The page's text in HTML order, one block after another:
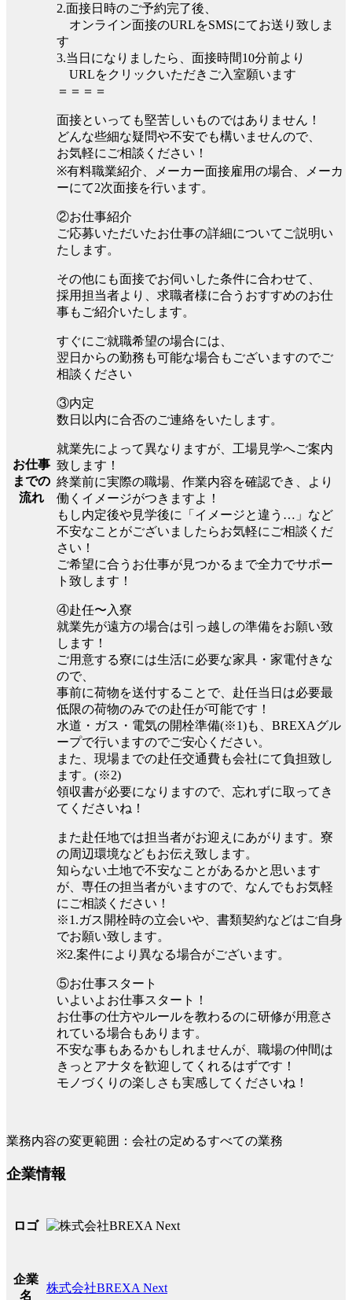
お仕事
までの
流れ
2.面接日時のご予約完了後、
オンライン面接のURLをSMSにてお送り致しま
す
3.当日になりましたら、面接時間10分前より
URLをクリックいただきご入室願います
＝＝＝＝
面接といっても堅苦しいものではありません！
どんな些細な疑問や不安でも構いませんので、
お気軽にご相談ください！
※有料職業紹介、メーカー面接雇用の場合、メーカ
ーにて2次面接を行います。
②お仕事紹介
ご応募いただいたお仕事の詳細についてご説明い
たします。
その他にも面接でお伺いした条件に合わせて、
採用担当者より、求職者様に合うおすすめのお仕
事もご紹介いたします。
すぐにご就職希望の場合には、
翌日からの勤務も可能な場合もございますのでご
相談ください
③内定
数日以内に合否のご連絡をいたします。
就業先によって異なりますが、工場見学へご案内
致します！
終業前に実際の職場、作業内容を確認でき、より
働くイメージがつきますよ！
もし内定後や見学後に「イメージと違う…」など
不安なことがございましたらお気軽にご相談くだ
さい！
ご希望に合うお仕事が見つかるまで全力でサポー
ト致します！
④赴任〜入寮
就業先が遠方の場合は引っ越しの準備をお願い致
します！
ご用意する寮には生活に必要な家具・家電付きな
ので、
事前に荷物を送付することで、赴任当日は必要最
低限の荷物のみでの赴任が可能です！
水道・ガス・電気の開栓準備(※1)も、BREXAグル
ープで行いますのでご安心ください。
また、現場までの赴任交通費も会社にて負担致し
ます。(※2)
領収書が必要になりますので、忘れずに取ってき
てくださいね！
また赴任地では担当者がお迎えにあがります。寮
の周辺環境などもお伝え致します。
知らない土地で不安なことがあるかと思います
が、専任の担当者がいますので、なんでもお気軽
にご相談ください！
※1.ガス開栓時の立会いや、書類契約などはご自身
でお願い致します。
※2.案件により異なる場合がございます。
⑤お仕事スタート
いよいよお仕事スタート！
お仕事の仕方やルールを教わるのに研修が用意さ
れている場合もあります。
不安な事もあるかもしれませんが、職場の仲間は
きっとアナタを歓迎してくれるはずです！
モノづくりの楽しさも実感してくださいね！
業務内容の変更範囲：会社の定めるすべての業務
企業情報
ロゴ
企業
名
株式会社BREXA Next